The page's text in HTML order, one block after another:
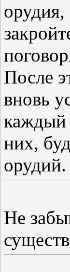
После
вновь
каждый
них,
орудий.
Не